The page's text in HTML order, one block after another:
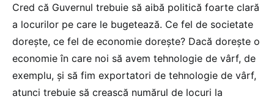
Cred că Guvernul trebuie să aibă politică foarte clară
a locurilor pe care le bugetează. Ce fel de societate
dorește, ce fel de economie dorește? Dacă dorește o
economie în care noi să avem tehnologie de vârf, de
exemplu, și să fim exportatori de tehnologie de vârf,
atunci trebuie să crească numărul de locuri la